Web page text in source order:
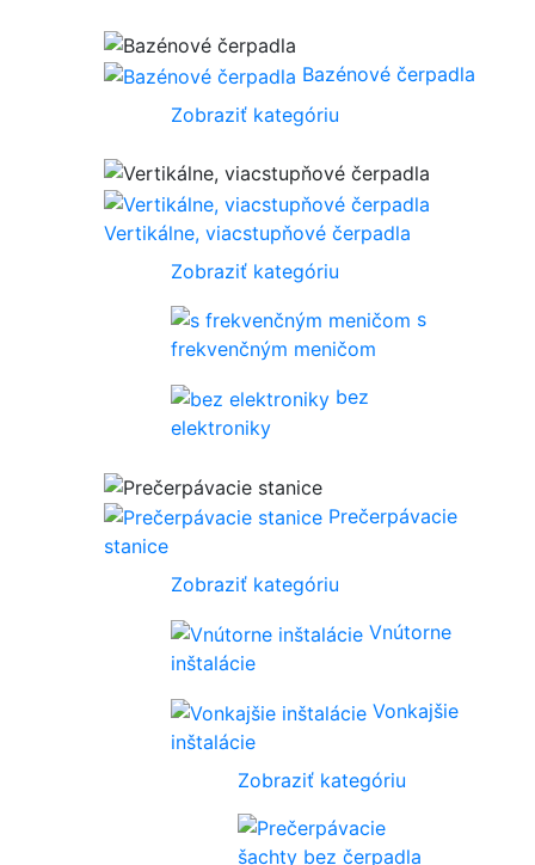
Bazénové čerpadla
Zobraziť kategóriu
Vertikálne, viacstupňové čerpadla
Zobraziť kategóriu
s
frekvenčným meničom
bez
elektroniky
Prečerpávacie
stanice
Zobraziť kategóriu
Vnútorne
inštalácie
Vonkajšie
inštalácie
Zobraziť kategóriu